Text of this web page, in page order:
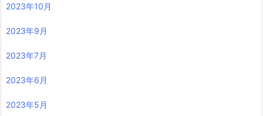
2023年10月
2023年9月
2023年7月
2023年6月
2023年5月